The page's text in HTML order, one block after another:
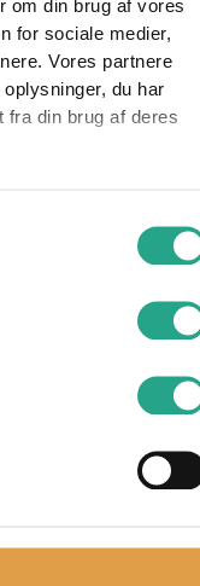
om din brug af vores
for sociale medier,
Vores partnere
du har
fra din brug af deres
Puppy er en blød
sprog, farver, tal og
udtryk.
tilpasser legen til
fra ca. 6 måneder.
og lysende